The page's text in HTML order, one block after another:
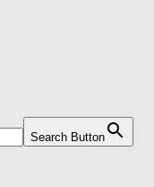
Search Button